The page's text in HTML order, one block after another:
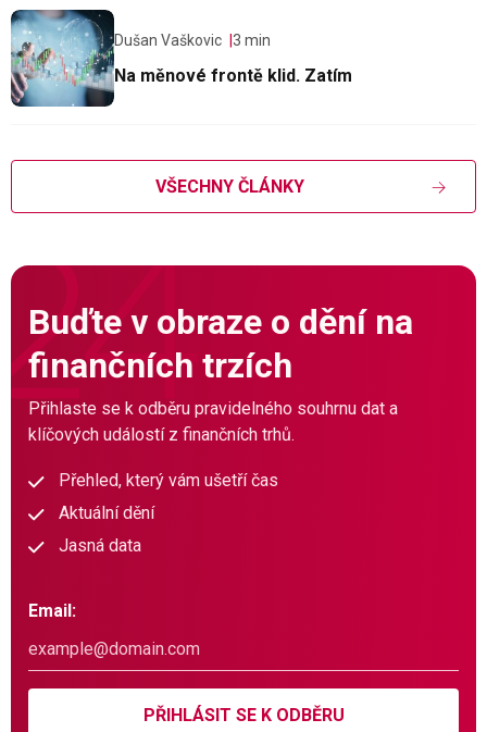
Dušan Vaškovic 3 min
Na měnové frontě klid. Zatím
VŠECHNY ČLÁNKY
Buďte v obraze o dění na
finančních trzích
Přihlaste se k odběru pravidelného souhrnu dat a
klíčových událostí z finančních trhů.
Přehled, který vám ušetří čas
Aktuální dění
Jasná data
Email:
PŘIHLÁSIT SE K ODBĚRU